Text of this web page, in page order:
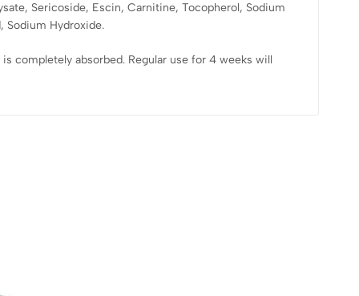
Sericoside, Escin, Carnitine, Tocopherol, Sodium
Sodium Hydroxide.
completely absorbed. Regular use for 4 weeks will